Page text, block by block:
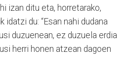
izan ditu eta, horretarako,
du: “Esan nahi dudana
duzuenean, ez duzuela erdia
herri honen atzean dagoen